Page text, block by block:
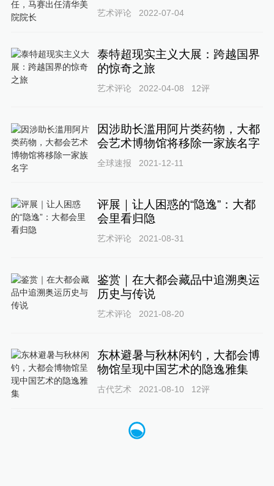
艺术评论 2022-07-04
泰特超现实主义大展：跨越国界
的惊奇之旅
艺术评论 2022-04-08 12评
因涉助长滥用阿片类药物，大都
会艺术博物馆将移除一家族名字
全球速报 2021-12-11
评展｜让人困惑的“隐逸”：大都
会里看归隐
艺术评论 2021-08-31
鉴赏｜在大都会藏品中追溯奥运
历史与传说
艺术评论 2021-08-20
东林避暑与秋林闲钓，大都会博
物馆呈现中国艺术的隐逸雅集
古代艺术 2021-08-10 12评